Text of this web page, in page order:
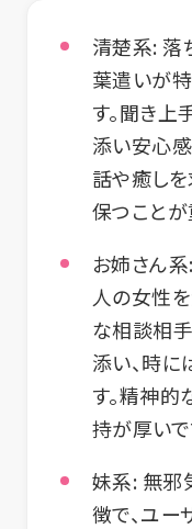
清楚系: 落
葉遣いが
す。聞き上
添い安心
話や癒し
保つことが
お姉さん系
人の女性
な相談相
添い、時に
す。精神
持が厚いで
妹系: 無邪
徴で、ユー